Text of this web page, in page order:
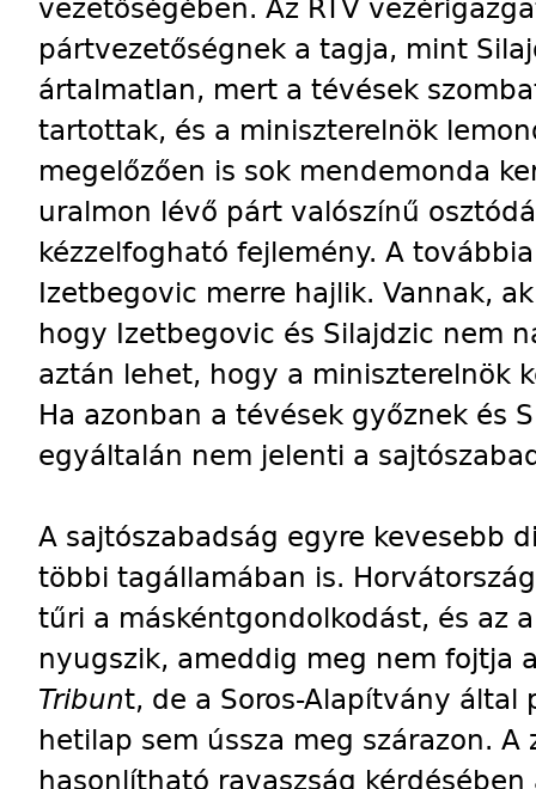
vezetőségében. Az RTV
pártvezetőségnek a tagja, mint
ártalmatlan, mert a tévések
tartottak, és a miniszterelnök
megelőzően is sok mendemonda
uralmon lévő párt valószínű
kézzelfogható fejlemény. A
Izetbegovic merre hajlik. Vannak,
hogy Izetbegovic és Silajdzic nem
aztán lehet, hogy a miniszterelnök
Ha azonban a tévések győznek és
egyáltalán nem jelenti a
A sajtószabadság egyre kevesebb
többi tagállamában is.
tűri a máskéntgondolkodást, és az
nyugszik, ameddig meg nem fojtja
Tribunt, de a Soros-Alapítvány
hetilap sem ússza meg szárazon.
hasonlítható ravaszság